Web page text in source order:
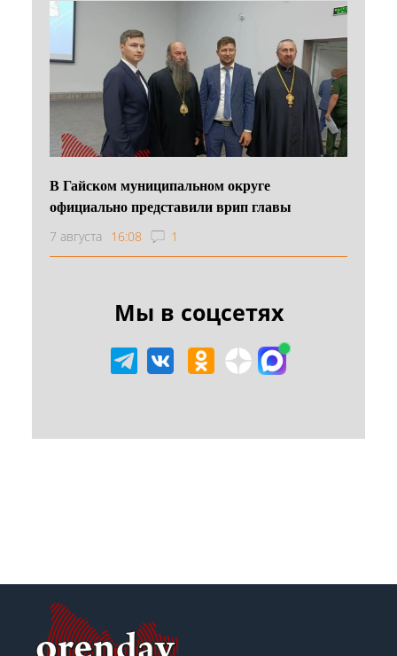
В Гайском муниципальном округе
официально представили врип главы
7 августа 16:08 1
Мы в соцсетях